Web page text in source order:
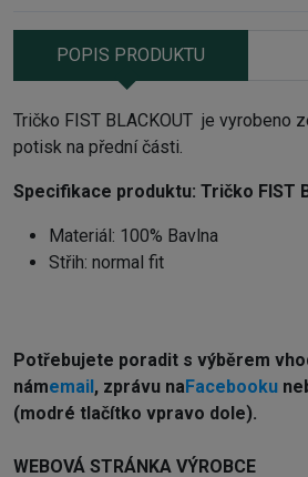
POPIS PRODUKTU
Tričko FIST BLACKOUT je vyrobeno
potisk na přední části.
Specifikace produktu: Tričko FIST
Materiál: 100% Bavlna
Střih: normal fit
Potřebujete poradit s výběrem
námemail , zprávu na Facebooku
(modré tlačítko vpravo dole).
WEBOVÁ STRÁNKA VÝROBCE